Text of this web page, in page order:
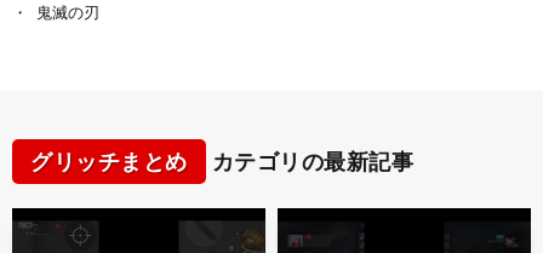
鬼滅の刃
グリッチまとめ カテゴリの最新記事